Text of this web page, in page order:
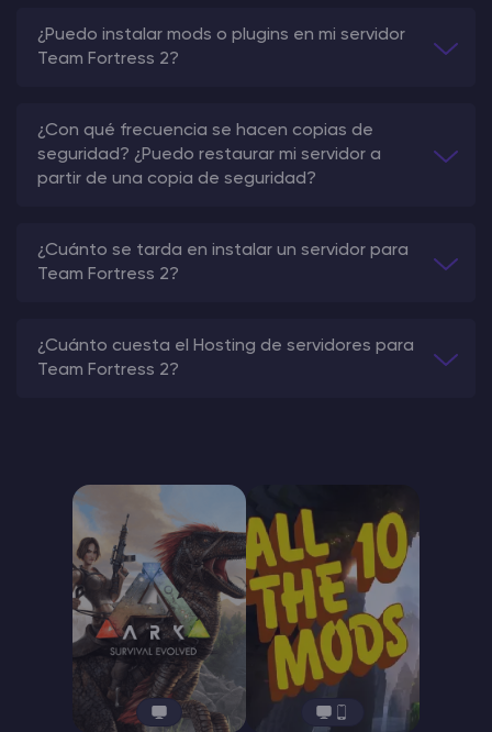
¿Puedo instalar mods o plugins en mi servidor
Team Fortress 2?
¿Con qué frecuencia se hacen copias de
seguridad? ¿Puedo restaurar mi servidor a
partir de una copia de seguridad?
¿Cuánto se tarda en instalar un servidor para
Team Fortress 2?
¿Cuánto cuesta el Hosting de servidores para
Team Fortress 2?